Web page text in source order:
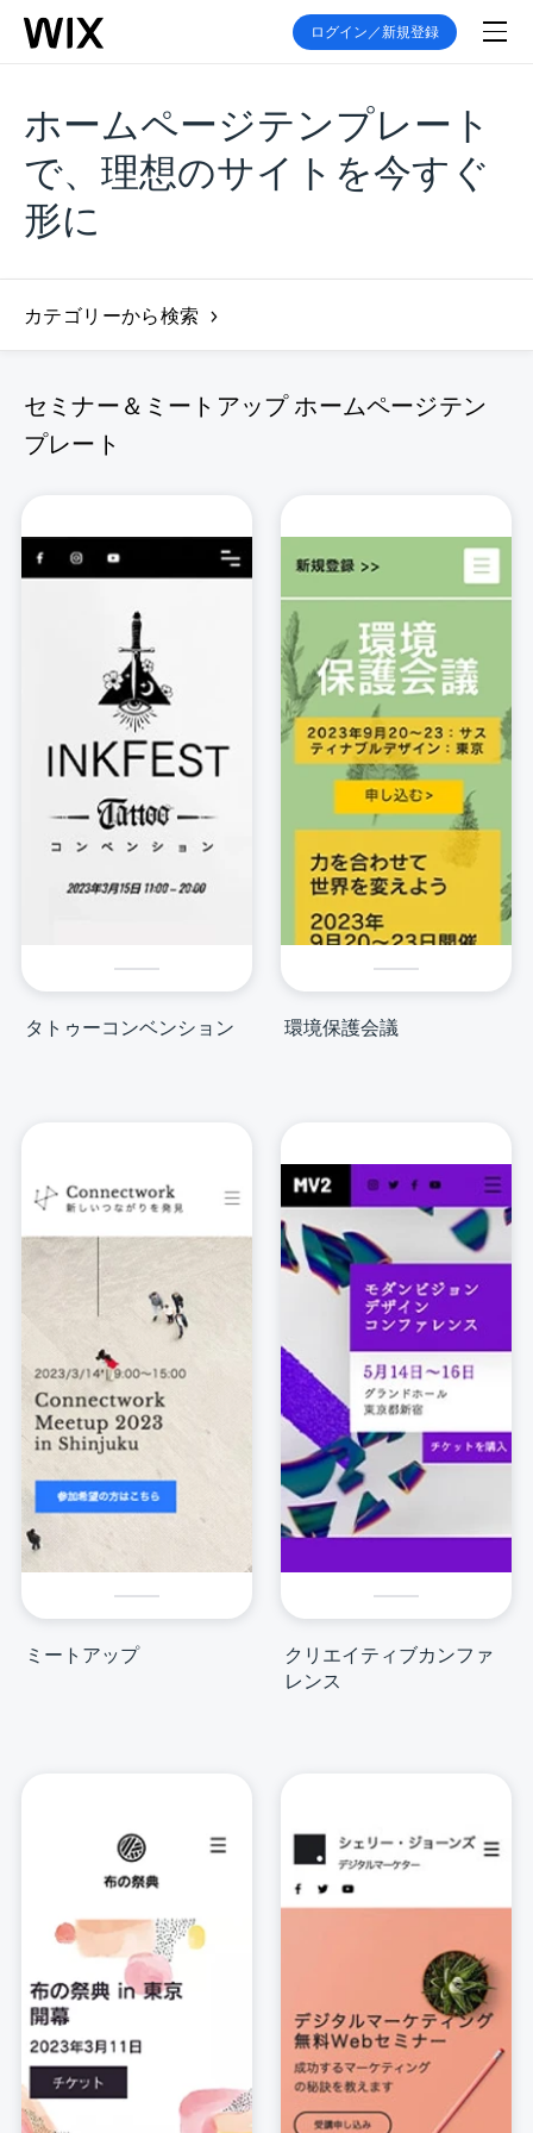
ログイン／新規登録
ホームページテンプレート
で、理想のサイトを今すぐ
形に
カテゴリーから検索
セミナー＆ミートアップ ホームページテン
プレート
タトゥーコンベンション 環境保護会議
ミートアップ
クリエイティブカンファ
レンス